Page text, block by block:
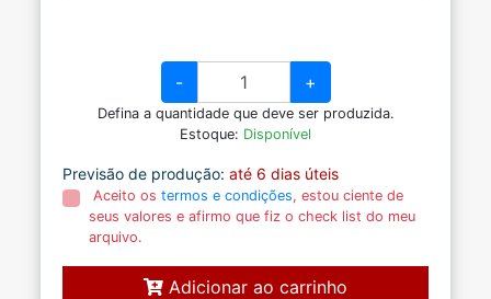
- +
Defina a quantidade que deve ser produzida.
Estoque: Disponível
Previsão de produção: até 6 dias úteis
Aceito ostermos e condições, estou ciente de
seus valores e afirmo que fiz o check list do meu
arquivo.
Adicionar ao carrinho